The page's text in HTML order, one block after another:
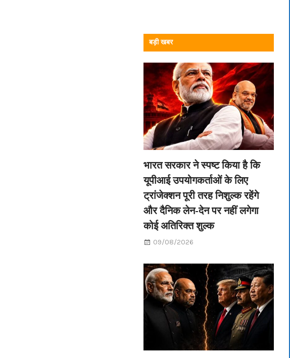
बड़ी खबर
भारत सरकार ने स्पष्ट किया है कि
यूपीआई उपयोगकर्ताओं के लिए
ट्रांजेक्शन पूरी तरह निशुल्क रहेंगे
और दैनिक लेन-देन पर नहीं लगेगा
कोई अतिरिक्त शुल्क
09/08/2026